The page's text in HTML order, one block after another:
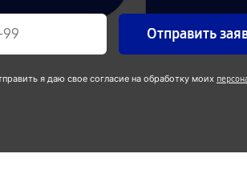
Отправить
я даю свое согласие на обработку моих